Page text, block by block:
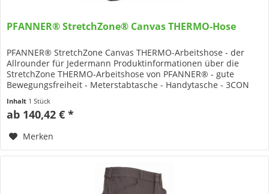
PFANNER® StretchZone® Canvas THERMO-Hose
PFANNER® StretchZone Canvas THERMO-Arbeitshose - der
Allrounder für Jedermann Produktinformationen über die
StretchZone THERMO-Arbeitshose von PFANNER® - gute
Bewegungsfreiheit - Meterstabtasche - Handytasche - 3CON
Inhalt 1 Stück
ab 140,42 € *
Merken